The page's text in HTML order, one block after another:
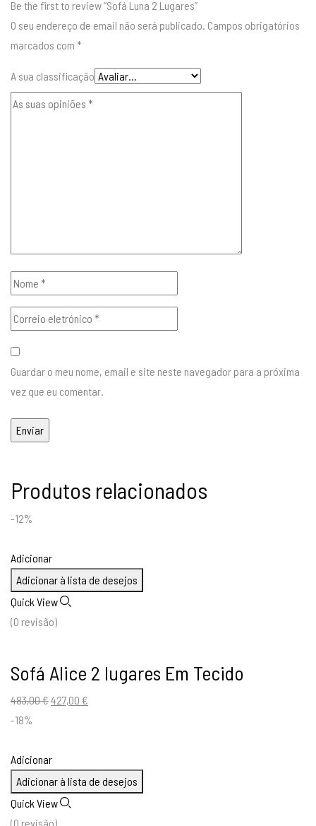
Be the first to review “Sofá Luna 2 Lugares”
O seu endereço de email não será publicado. Campos obrigatórios
marcados com *
A sua classificação
Guardar o meu nome, email e site neste navegador para a próxima
vez que eu comentar.
Produtos relacionados
-12%
Adicionar
Adicionar à lista de desejos
Quick View
(0 revisão)
Sofá Alice 2 lugares Em Tecido
483,00€O
era:
483,00 €.
427,00 €
427,00 €.
-18%
Adicionar
Adicionar à lista de desejos
Quick View
(0 revisão)